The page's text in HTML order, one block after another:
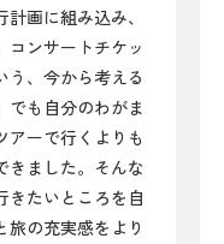
画に組み込み、
コンサートチケッ
う、今から考える
でも自分のわがま
アーで行くよりも
きました。そんな
きたいところを自
旅の充実感をより